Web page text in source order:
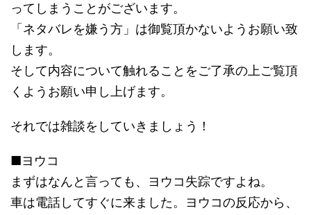
ってしまうことがございます。
「ネタバレを嫌う方」は御覧頂かないようお願い致
します。
そして内容について触れることをご了承の上ご覧頂
くようお願い申し上げます。
それでは雑談をしていきましょう！
■ヨウコ
まずはなんと言っても、ヨウコ失踪ですよね。
車は電話してすぐに来ました。ヨウコの反応から、